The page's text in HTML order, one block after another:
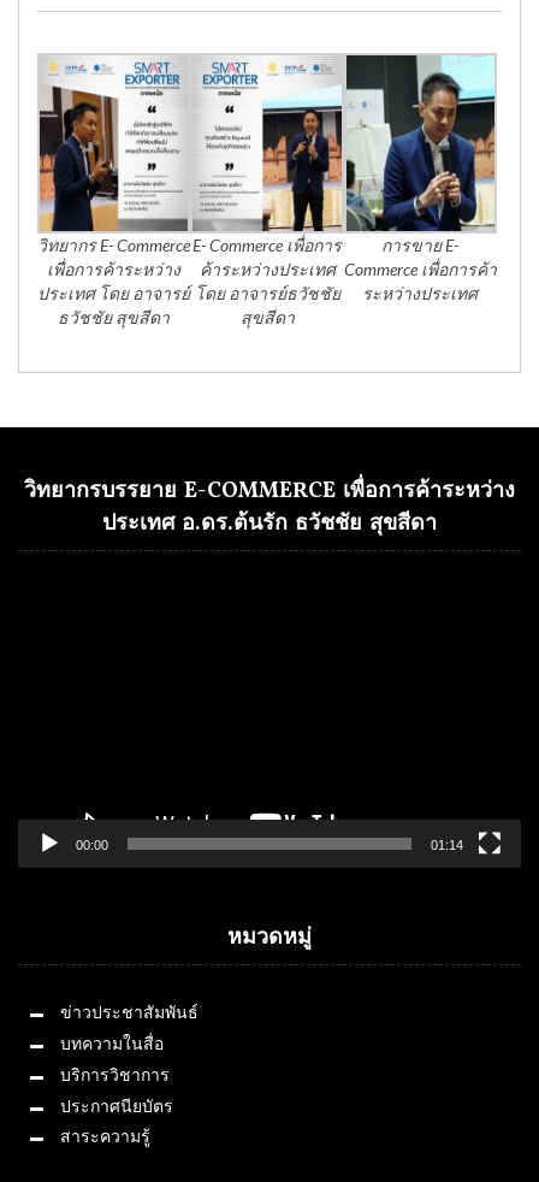
วิทยากร E- Commerce
เพื่อการค้าระหว่าง
ประเทศ โดย อาจารย์
ธวัชชัย สุขสีดา
E- Commerce เพื่อการ
ค้าระหว่างประเทศ
โดย อาจารย์ธวัชชัย
สุขสีดา
การขาย E-
Commerce เพื่อการค้า
ระหว่างประเทศ
วิทยากรบรรยาย E-COMMERCE เพื่อการค้าระหว่าง
ประเทศ อ.ดร.ต้นรัก ธวัชชัย สุขสีดา
00:00 01:14
หมวดหมู่
ข่าวประชาสัมพันธ์
บทความในสื่อ
บริการวิชาการ
ประกาศนียบัตร
สาระความรู้